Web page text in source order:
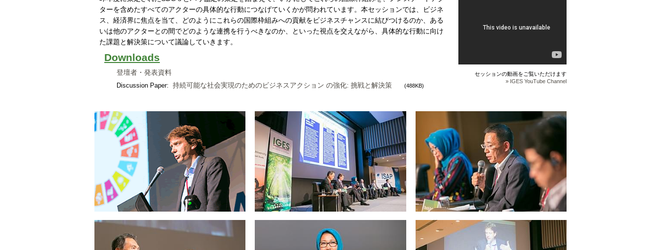
セッションの動画をご覧いただけます
» IGES YouTube Channel
ターを含めたすべてのアクターの具体的な行動につなげていくかが問われています。本セッションでは、ビジネ
ス、経済界に焦点を当て、どのようにこれらの国際枠組みへの貢献をビジネスチャンスに結びつけるのか、ある
いは他のアクターとの間でどのような連携を行うべきなのか、といった視点を交えながら、具体的な行動に向け
た課題と解決策について議論していきます。
Downloads
登壇者・発表資料
Discussion Paper: 持続可能な社会実現のためのビジネスアクション の強化: 挑戦と解決策 (488KB)